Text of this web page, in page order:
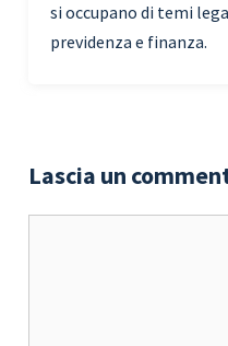
si occupano di temi
previdenza e finanza.
Lascia un